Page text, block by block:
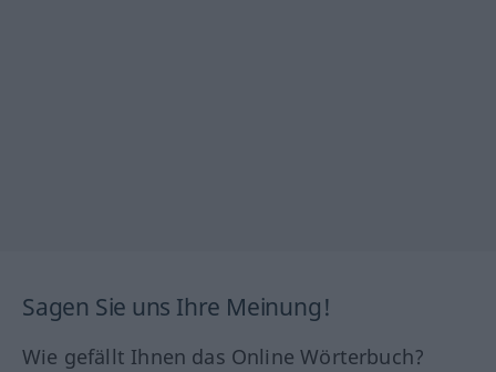
Sagen Sie uns Ihre Meinung!
Wie gefällt Ihnen das Online Wörterbuch?